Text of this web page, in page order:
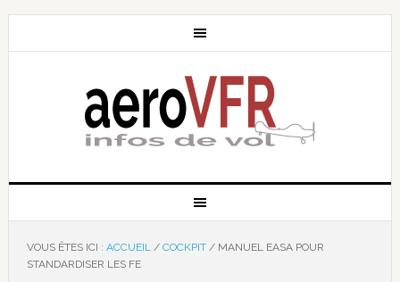
VOUS ÊTES ICI : ACCUEIL / COCKPIT /MANUEL EASA POUR
STANDARDISER LES FE